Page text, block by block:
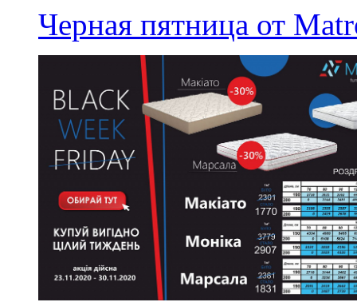
Черная пятница от